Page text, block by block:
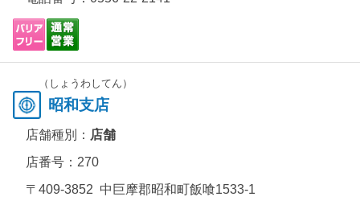
（しょうわしてん）
昭和支店
店舗種別： 店舗
店番号：270
〒409-3852 中巨摩郡昭和町飯喰1533-1